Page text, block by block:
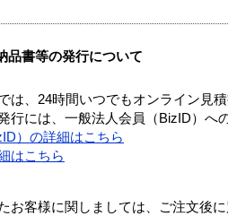
品書等の発行について
は、24時間いつでもオンライン見
行には、一般法人会員（BizID）へ
）の詳細はこちら
はこちら
お客様に関しましては、ご注文後に